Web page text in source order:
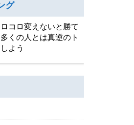
グ
コロ変えないと勝て
くの人とは真逆のト
よう